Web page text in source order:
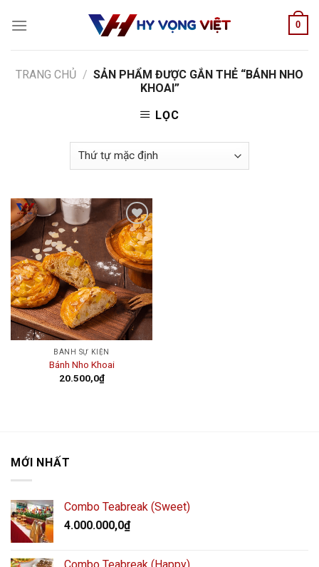
0
TRANG CHỦ / SẢN PHẨM ĐƯỢC GẮN THẺ “BÁNH NHO
KHOAI”
LỌC
Add to
wishlist
BÁNH SỰ KIỆN
Bánh Nho Khoai
20.500,0₫
MỚI NHẤT
Combo Teabreak (Sweet)
4.000.000,0₫